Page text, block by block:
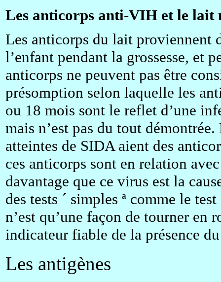
Les anticorps anti-VIH et le lait
Les anticorps du lait proviennent
l’enfant pendant la grossesse, et
anticorps ne peuvent pas être
présomption selon laquelle les
ou 18 mois sont le reflet d’une
mais n’est pas du tout
atteintes de SIDA aient des
ces anticorps sont en relation
davantage que ce virus est la
des tests ´ simples ª comme le
n’est qu’une façon de tourner en
indicateur fiable de la présence
Les antigènes